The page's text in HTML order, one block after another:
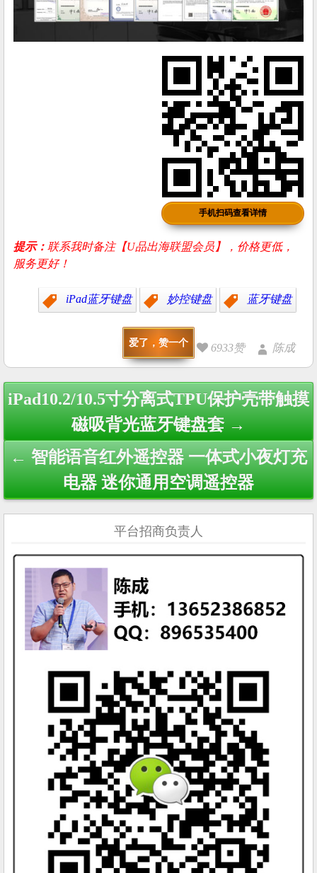
手机扫码查看详情
提示：联系我时备注【U品出海联盟会员】，价格更低，
服务更好！
iPad蓝牙键盘 妙控键盘 蓝牙键盘
爱了，赞一个 6933赞 陈成
Post
navigation
iPad10.2/10.5寸分离式TPU保护壳带触摸
磁吸背光蓝牙键盘套 →
← 智能语音红外遥控器 一体式小夜灯充
电器 迷你通用空调遥控器
平台招商负责人